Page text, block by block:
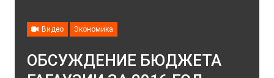
Видео Экономика
ОБСУЖДЕНИЕ БЮДЖЕТА